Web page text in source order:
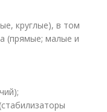
круглые), в том
(прямые; малые и